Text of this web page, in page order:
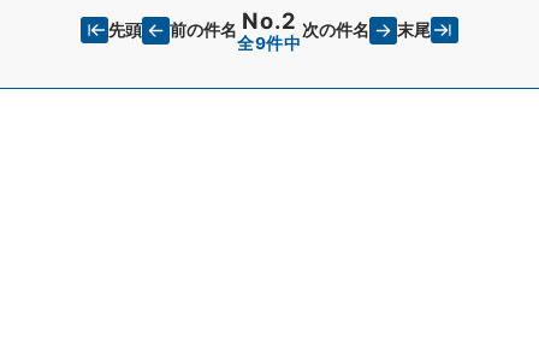
先頭 前の件名 No.2
全9件中
次の件名 末尾